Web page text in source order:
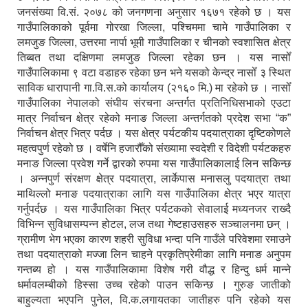
जनसंख्या वि.सं. २०७८ को जनगणना अनुसार १६७१ रहेको छ । यस
गाउँपालिकाको पूर्वमा गोरखा जिल्ला, पश्चिममा चामे गाउँपालिका र
लमजुङ जिल्ला, उत्तरमा नार्पा भूमी गाउँपालिका र चीनको स्वशासित क्षेत्र
तिब्बत तथा दक्षिणमा लमजुङ जिल्ला रहेका छन । यस नासोँ
गाउँपालिकामा ९ वटा वडाहरु रहेका छन भने यसको केन्द्र नासोँ ३ स्थित
साविक धारापानी गा.वि.स.को कार्यालय (२१६० मि.) मा रहेको छ । नासोँ
गाउँपालिका नेपालको संघीय संरचना अन्तर्गत प्रतिनिधिसभाको एउटा
मात्र निर्वाचन क्षेत्र रहेको मनाङ जिल्ला अन्तर्गतको प्रदेश सभा “क”
निर्वाचन क्षेत्र भित्र पर्दछ । यस क्षेत्र पर्यटकीय पदयात्राका दृष्टिकोणले
महत्वपुर्ण रहेको छ । वर्षेनि हजारौँको संख्यामा स्वदेशी र विदेशी पर्यटकहरु
मनाङ जिल्ला प्रवेश गर्ने द्वारको रुपमा यस गाउँपालिकालाई लिन सकिन्छ
। अन्नपुर्ण संरक्षण क्षेत्र पदयात्रा, लार्केपास मनासलु पदयात्रा तथा
माथिल्लो मनाङ पदयात्राका लागि यस गाउँपालिका क्षेत्र भएर यात्रा
गर्नुपर्दछ । यस गाउँपालिका भित्र पर्यटकको सेवालाई मध्यनजर राख्दै
विभिन्न सुविधासम्पन्न होटल, लज तथा गेष्टहाउसहरु सञ्चालनमा छन् ।
ग्रामीण भेग भएका कारण शहरी सुविधा भन्दा पनि गाउँले परिवेशमा रमाउने
तथा पदयात्राको मज्जा लिन चाहने प्रकृतिप्रेमीका लागि मनाङ अनुपम
गन्तब्य हो । यस गाउँपालिकामा विशेष गरी वौद्ध र हिन्दु धर्म मान्ने
धर्मावलम्बीको हिस्सा उच्च रहेको पाउन सकिन्छ । गुरुङ जातीको
बाहुल्यता भएपनि पुनेल, वि.क.लगायतका जातीहरु पनि रहेको यस